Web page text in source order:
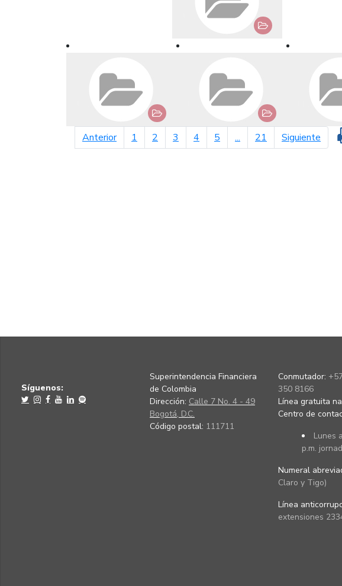
Anteriorpágina anterior
1 2 3 4 5 ... 21 Siguiente
Síguenos:
Superintendencia Financiera
de Colombia
Dirección: Calle 7 No. 4 - 49
Bogotá, D.C.
Código postal: 111711
Conmutador:
350 8166
Línea gratuita
Centro de
Lunes
p.m.
Numeral
Claro y Tigo)
Línea
extensiones